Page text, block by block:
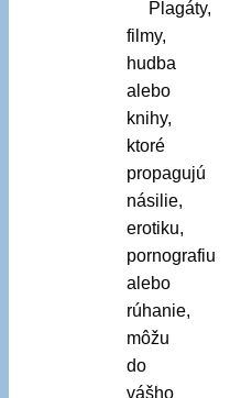
Plagáty,
filmy,
hudba
alebo
knihy,
ktoré
propagujú
násilie,
erotiku,
pornografiu
alebo
rúhanie,
môžu
do
vášho